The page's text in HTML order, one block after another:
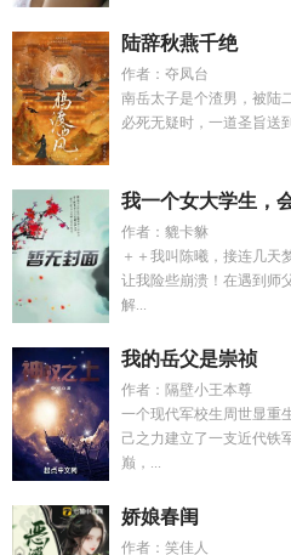
陆辞秋燕千绝
作者：夺凤台
南岳太子是个渣男，被陆
必死无疑时，一道圣旨送
我一个女大学生，
作者：貔卡貅
＋＋我叫陈曦，接连几天
让我险些崩溃！在遇到师
解...
我的岳父是崇祯
作者：隔壁小王本尊
一个现代军校生周世显重
己之力建立了一支近代铁
巅，...
娇娘春闺
作者：笑佳人